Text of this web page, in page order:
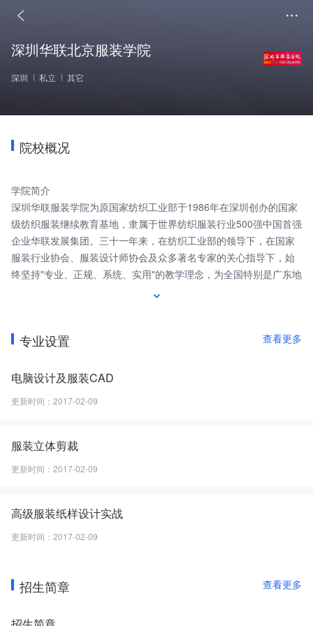
深圳华联北京服装学院
深圳 私立 其它
院校概况
学院简介
深圳华联服装学院为原国家纺织工业部于1986年在深圳创办的国家
级纺织服装继续教育基地，隶属于世界纺织服装行业500强中国首强
企业华联发展集团。三十一年来，在纺织工业部的领导下，在国家
服装行业协会、服装设计师协会及众多著名专家的关心指导下，始
终坚持"专业、正规、系统、实用"的教学理念，为全国特别是广东地
区培养了大量的服装营销管理人员和设计师，成为广东一流的服装
学校荣誉
学院自成立以来，充分发挥自身的优势，不断得到省市教育行政部
进单位"、"广东省先进民间组织"、"全民终身学习活动优秀组织
奖"、2008年深圳教育行业风云榜--"最具影响力教育品牌"和"中国纺
专业设置 查看更多
电脑设计及服装CAD
更新时间：2017-02-09
服装立体剪裁
更新时间：2017-02-09
高级服装纸样设计实战
更新时间：2017-02-09
招生简章 查看更多